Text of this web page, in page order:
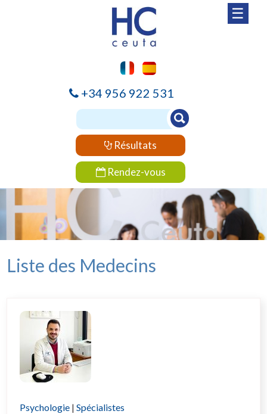
☰
+34 956 922 531
Résultats
Rendez-vous
Liste des Medecins
Psychologie |Spécialistes